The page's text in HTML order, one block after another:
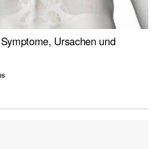
Ursachen und